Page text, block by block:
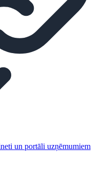
un portāli uzņēmumiem